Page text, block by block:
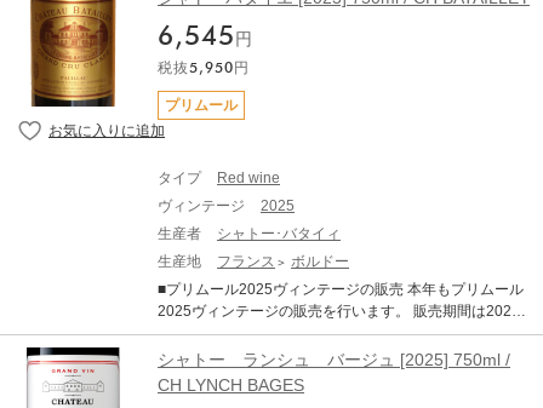
粋な果実味を備えています。 タンニンは総じて量が多
く、長期熟成のポテンシャルの高さを強く感じさせま
す。 また、白ワインも大変すばらしいヴィンテージで
す。 完熟ブドウ由来のアロマティックさと、早い収穫に
よって維持された活き活きとした酸との対比が素晴らし
い仕上がりです 純度、複雑さ、バランスを兼ね備えたバ
えております。 ------------------------- ※写真はイメージと
なります。エチケットなど変更となる場合がございま
す。 ※説明の内容はAI翻訳による和訳を掲載しておりま
す。 ※クール便にてお届けいたします。 ※ご配送料はご
購入状況に応じてご決済時に加算となります。 ※TERRA
DA WINE STORAGEボトル保管へのお届けも可能です。
1 ・WA 96-98 (Wine Advocate) ・JS 98-99（James Suc
kling） ■ボルドー2025年について 2025年ヴィンテージ
は、近年の高糖度・高アルコール化の傾向から一転し、
「クラシックなアルコール度数」と「完璧なバラン
ス」、「エレガンス」が備わった、長期熟成ポテンシャ
夏でしたが、夜間に気温が下がったことで美しい酸が保
持されました 結果として、過熟感やオークの主張といっ
た過剰な要素が極めて少なく 、濃縮感、フレッシュさ、
タンニン、果実味、精緻さが完璧なバランスで調和して
中でも最も少ないレベルに落ち込んでいます。前年の天
候による水分ストレスなどが要因とされていますが、生
産量が限定的なヴィンテージとなります。 赤ワインは総
じて非常に品質が良く、濃厚で骨格がありながらもエレ
ガントで、純粋な果実味を備えています。 タンニンは総
6,545 円
税抜5,950 円
プリムール
タイプ
Red wine
ヴィンテージ
2025
生産者
シャトー･バタイィ
生産地
フランス
ボルドー
■プリムール2025ヴィンテージの販売 本年もプリムール
2025ヴィンテージの販売を行います。 販売期間は2026
年7月21日17:00～11月30日までとなります。 ■商品につ
いて シャトーバタイエ [2025] 750ml ×1 ・WA (Wine Adv
ocate) ・JS （James Suckling） ■ボルドー2025年につ
いて 2025年ヴィンテージは、近年の高糖度・高アルコー
シャトー ランシュ バージュ [2025] 750ml /
CH LYNCH BAGES